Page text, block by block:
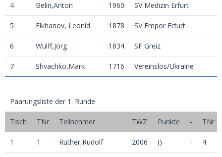
4 Belin,Anton 1960 SV Medizin Erfurt
5 Elkhanov, Leonid 1878 SV Empor Erfurt
6 Wulff,Jörg 1834 SF Greiz
7 Shvachko,Mark 1716 Vereinslos/Ukraine
Paarungsliste der 1. Runde
Tisch TNr Teilnehmer TWZ Punkte - TNr
1 1 Rüther,Rudolf 2006 () - 4